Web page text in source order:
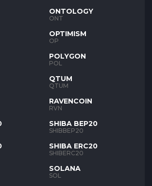
ONTOLOGY
ONT
OPTIMISM
OP
POLYGON
POL
QTUM
QTUM
RAVENCOIN
RVN
SHIBA BEP20
SHIBBEP20
SHIBA ERC20
SHIBERC20
SOLANA
SOL